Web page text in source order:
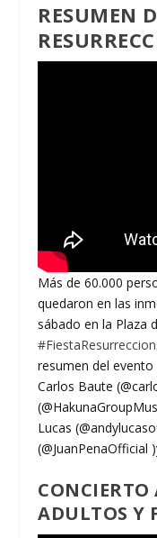
RESUMEN
Más de 60.000
quedaron en las
sábado en la Plaza
#FiestaResurreccion
resumen del
Carlos Baute
Lucas
(@JuanPenaOfficial
CONCIERTO
ADULTOS Y